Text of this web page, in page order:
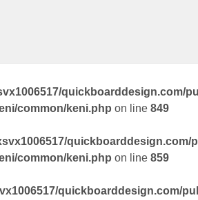
quickboarddesign.com/
common/keni.php on line 849
quickboarddesign.com/
common/keni.php on line 859
quickboarddesign.com/